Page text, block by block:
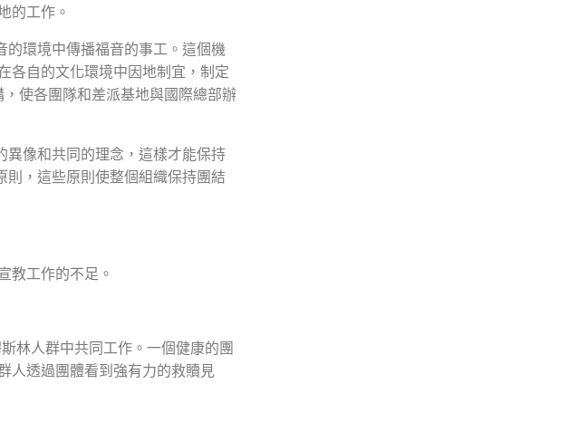
的工作。
的環境中傳播福音的事工。這個機
各自的文化環境中因地制宜，制定
使各團隊和差派基地與國際總部辦
異像和共同的理念，這樣才能保持
則，這些原則使整個組織保持團結
教工作的不足。
林人群中共同工作。一個健康的團
人透過團體看到強有力的救贖見